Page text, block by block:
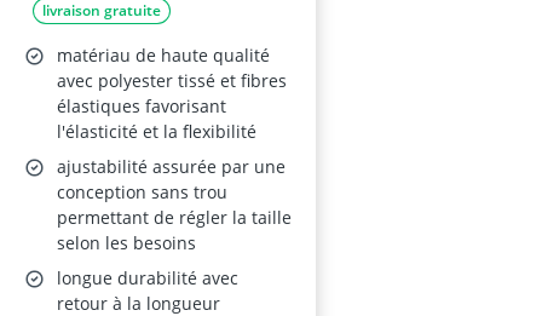
livraison gratuite
matériau de haute qualité
avec polyester tissé et fibres
élastiques favorisant
l'élasticité et la flexibilité
ajustabilité assurée par une
conception sans trou
permettant de régler la taille
selon les besoins
longue durabilité avec
retour à la longueur